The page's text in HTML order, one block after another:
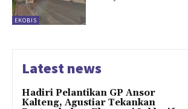
EKOBIS
Latest news
Hadiri Pelantikan GP Ansor
Kalteng, Agustiar Tekankan